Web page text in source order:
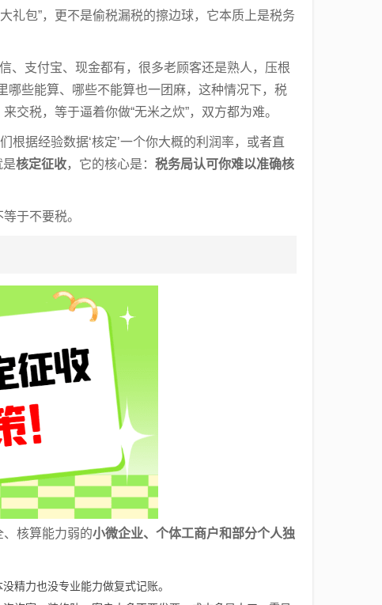
礼包”，更不是偷税漏税的擦边球，它本质上是税务
、支付宝、现金都有，很多老顾客还是熟人，压根
些能算、哪些不能算也一团麻，这种情况下，税
交税，等于逼着你做“无米之炊”，双方都为难。
根据经验数据‘核定’一个你大概的利润率，或者直
是核定征收，它的核心是： 税务局认可你难以准确核
于不要税。
、核算能力弱的小微企业、个体工商户和部分个人独
精力也没专业能力做复式记账。